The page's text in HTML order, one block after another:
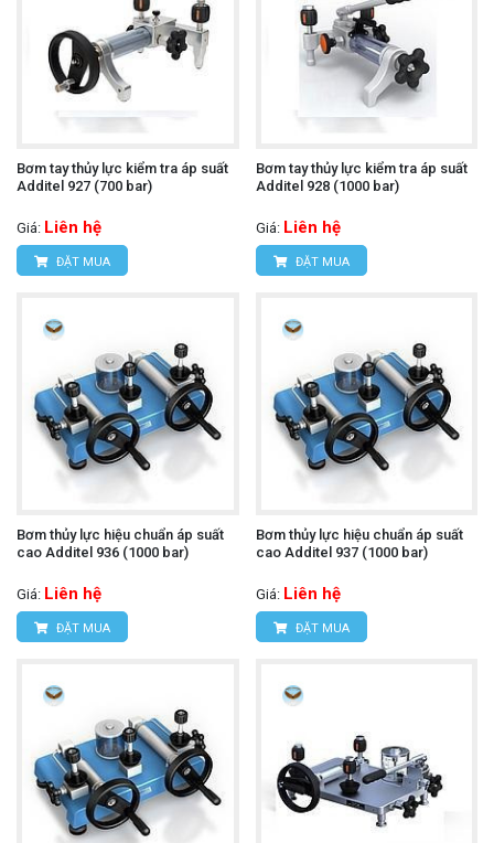
Bơm tay thủy lực kiểm tra áp suất
Additel 927 (700 bar)
Giá: Liên hệ
ĐẶT MUA
Bơm tay thủy lực kiểm tra áp suất
Additel 928 (1000 bar)
Giá: Liên hệ
ĐẶT MUA
Bơm thủy lực hiệu chuẩn áp suất
cao Additel 936 (1000 bar)
Giá: Liên hệ
ĐẶT MUA
Bơm thủy lực hiệu chuẩn áp suất
cao Additel 937 (1000 bar)
Giá: Liên hệ
ĐẶT MUA